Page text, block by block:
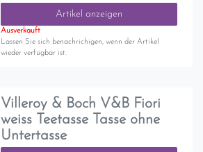
Artikel anzeigen
Ausverkauft
Lassen Sie sich benachrichigen, wenn der Artikel
wieder verfügbar ist.
Villeroy & Boch V&B Fiori
weiss Teetasse Tasse ohne
Untertasse